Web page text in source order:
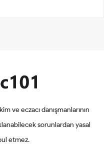
ve eczacı danışmanlarının
sorunlardan yasal
etmez.